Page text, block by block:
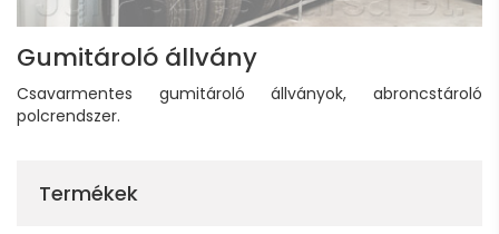
Gumitároló állvány
Csavarmentes gumitároló állványok, abroncstároló
polcrendszer.
Termékek